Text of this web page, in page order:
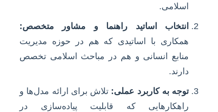
اسلامی.
انتخاب اساتید راهنما و مشاور متخصص:
همکاری با اساتیدی که هم در حوزه مدیریت
منابع انسانی و هم در مباحث اسلامی تخصص
دارند.
توجه به کاربرد عملی: تلاش برای ارائه مدل‌ها و
راهکارهایی که قابلیت پیاده‌سازی در